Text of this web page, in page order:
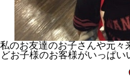
私のお友達のお子さんや元々
どお子様のお客様がいっぱい